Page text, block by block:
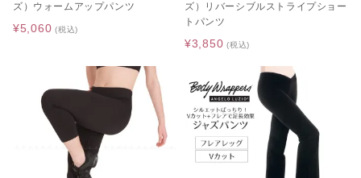
ズ）ウォームアップパンツ
¥5,060 (税込)
ズ）リバーシブルストライプショー
トパンツ
¥3,850 (税込)